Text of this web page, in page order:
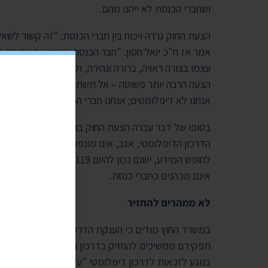
ושחברי הכנסת לא ייהנו מהם.
הצעת החוק גררה ויכוח בין חברי הכנסת: "זה קשור
אמר אז ח"כ יואל חסון. "חבר הכנסת שנמצא
עצמו בצורה ראויה, ברורה ונהירה, ולא באיזשהו דרכון
הצעה הרבה יותר פשוטה – אל תשתמשו בדרכון
אנחנו לא דיפלומטים; אנחנו חברי הכנסת, שליחי הציבור".
הדרכון הדיפלומטי, אגב, אינו מונפק אוטומטית
לחופש המידע, ישנם נכון
אינם מכהנים כחברי כנסת.
לא ממהרים להחזיר
במשרד החוץ מודים כי הענקת הדרכונים לחברי הכנסת
תפקידם ממשיכים להחזיק בדרכון הדיפלומטי. לדברי
בנוגע לזכאות לדרכון דיפלומטי "על מנת ליצור